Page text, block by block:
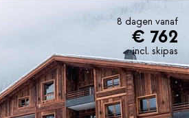
CGH Le Hameau De Pierre Blanche
8 dagen vanaf
€ 762
incl. skipas